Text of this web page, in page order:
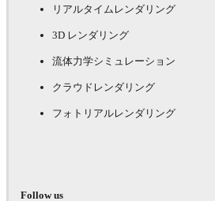
リアルタイムレンダリング
3D レンダリング
流体力学シミュレーション
クラウドレンダリング
フォトリアルレンダリング
Follow us